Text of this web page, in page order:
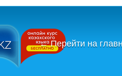
←Перейти на